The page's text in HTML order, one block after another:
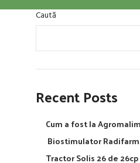
Caută
Recent Posts
Cum a fost la
Biostimulator Radifarm
Tractor Solis 26 de